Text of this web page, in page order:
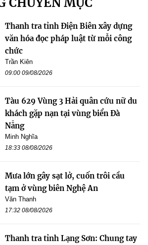
Thanh tra tỉnh Điện Biên xây dựng
văn hóa đọc pháp luật từ mỗi công
chức
Trần Kiên
09:00 09/08/2026
Tàu 629 Vùng 3 Hải quân cứu nữ du
khách gặp nạn tại vùng biển Đà
Nẵng
Minh Nghĩa
18:33 08/08/2026
Mưa lớn gây sạt lở, cuốn trôi cầu
tạm ở vùng biên Nghệ An
Văn Thanh
17:32 08/08/2026
Thanh tra tỉnh Lạng Sơn: Chung tay